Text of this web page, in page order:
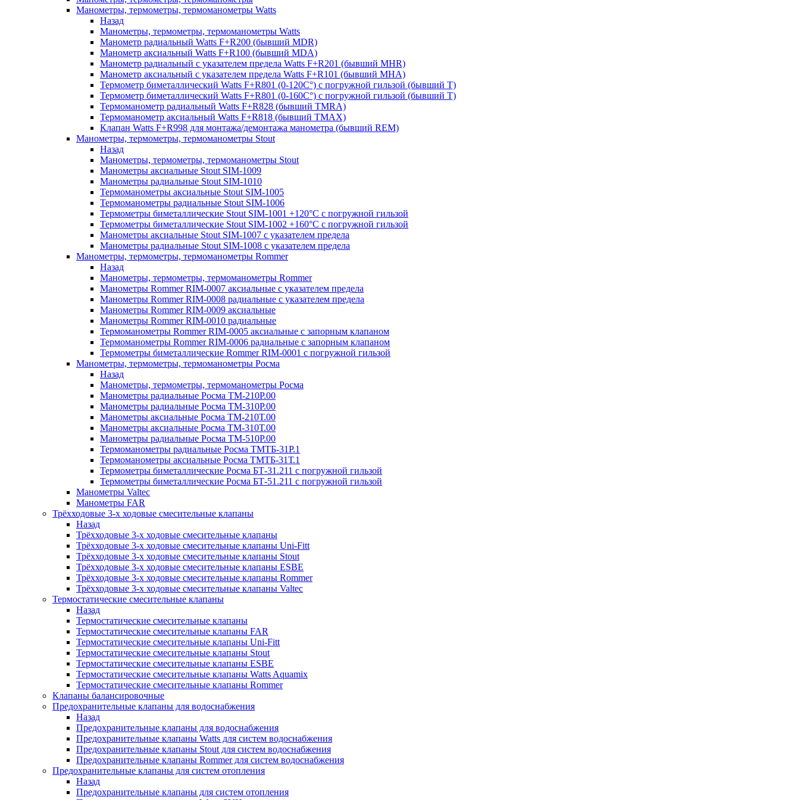
Манометры, термометры, термоманометры Watts
Назад
Манометры, термометры, термоманометры Watts
Манометр радиальный Watts F+R200 (бывший MDR)
Манометр аксиальный Watts F+R100 (бывший MDA)
Манометр радиальный с указателем предела Watts F+R201 (бывший MHR)
Манометр аксиальный с указателем предела Watts F+R101 (бывший MHA)
Термометр биметаллический Watts F+R801 (0-120С°) с погружной гильзой (бывший T)
Термометр биметаллический Watts F+R801 (0-160С°) с погружной гильзой (бывший T)
Термоманометр радиальный Watts F+R828 (бывший TMRA)
Термоманометр аксиальный Watts F+R818 (бывший TMAX)
Клапан Watts F+R998 для монтажа/демонтажа манометра (бывший REM)
Манометры, термометры, термоманометры Stout
Назад
Манометры, термометры, термоманометры Stout
Манометры аксиальные Stout SIM-1009
Манометры радиальные Stout SIM-1010
Термоманометры аксиальные Stout SIM-1005
Термоманометры радиальные Stout SIM-1006
Термометры биметаллические Stout SIM-1001 +120°С с погружной гильзой
Термометры биметаллические Stout SIM-1002 +160°С с погружной гильзой
Манометры аксиальные Stout SIM-1007 с указателем предела
Манометры радиальные Stout SIM-1008 с указателем предела
Манометры, термометры, термоманометры Rommer
Назад
Манометры, термометры, термоманометры Rommer
Манометры Rommer RIM-0007 аксиальные с указателем предела
Манометры Rommer RIM-0008 радиальные с указателем предела
Манометры Rommer RIM-0009 аксиальные
Манометры Rommer RIM-0010 радиальные
Термоманометры Rommer RIM-0005 аксиальные с запорным клапаном
Термоманометры Rommer RIM-0006 радиальные с запорным клапаном
Термометры биметаллические Rommer RIM-0001 с погружной гильзой
Манометры, термометры, термоманометры Росма
Назад
Манометры, термометры, термоманометры Росма
Манометры радиальные Росма ТМ-210P.00
Манометры радиальные Росма ТМ-310P.00
Манометры аксиальные Росма ТМ-210Т.00
Манометры аксиальные Росма ТМ-310Т.00
Манометры радиальные Росма ТМ-510P.00
Термоманометры радиальные Росма ТМТБ-31P.1
Термоманометры аксиальные Росма ТМТБ-31Т.1
Термометры биметаллические Росма БТ-31.211 с погружной гильзой
Термометры биметаллические Росма БТ-51.211 с погружной гильзой
Манометры Valtec
Манометры FAR
Трёхходовые 3-х ходовые смесительные клапаны
Назад
Трёхходовые 3-х ходовые смесительные клапаны
Трёхходовые 3-х ходовые смесительные клапаны Uni-Fitt
Трёхходовые 3-х ходовые смесительные клапаны Stout
Трёхходовые 3-х ходовые смесительные клапаны ESBE
Трёхходовые 3-х ходовые смесительные клапаны Rommer
Трёхходовые 3-х ходовые смесительные клапаны Valtec
Термостатические смесительные клапаны
Назад
Термостатические смесительные клапаны
Термостатические смесительные клапаны FAR
Термостатические смесительные клапаны Uni-Fitt
Термостатические смесительные клапаны Stout
Термостатические смесительные клапаны ESBE
Термостатические смесительные клапаны Watts Aquamix
Термостатические смесительные клапаны Rommer
Клапаны балансировочные
Предохранительные клапаны для водоснабжения
Назад
Предохранительные клапаны для водоснабжения
Предохранительные клапаны Watts для систем водоснабжения
Предохранительные клапаны Stout для систем водоснабжения
Предохранительные клапаны Rommer для систем водоснабжения
Предохранительные клапаны для систем отопления
Назад
Предохранительные клапаны для систем отопления